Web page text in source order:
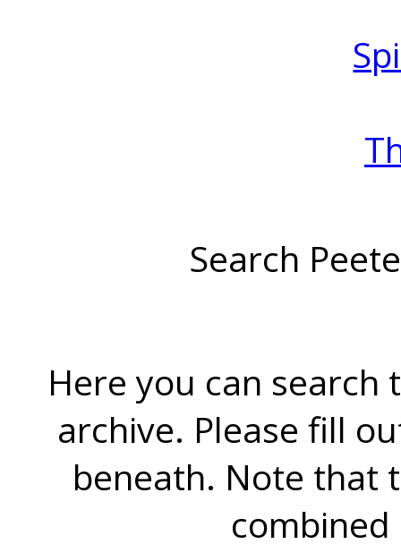
Search
Here you can search
archive. Please fill
beneath. Note that
combined